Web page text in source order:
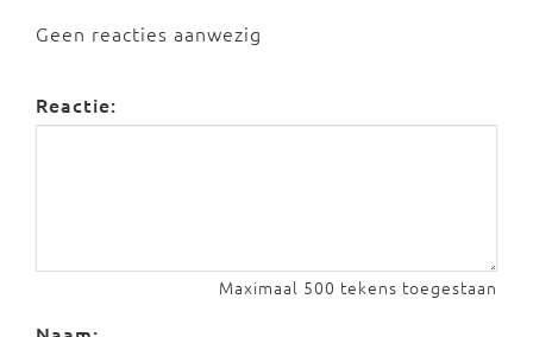
Geen reacties aanwezig
Reactie:
Maximaal 500 tekens toegestaan